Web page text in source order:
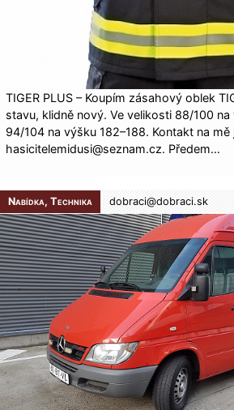
TIGER PLUS – Koupím zásahový oblek
stavu, klidně nový. Ve velikosti 88/100
94/104 na výšku 182–188. Kontakt na mě
hasicitelemidusi@seznam.cz. Předem…
Nabídka, Technika dobraci@dobraci.sk